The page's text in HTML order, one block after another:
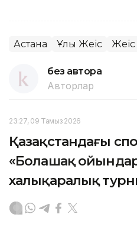
Астана Ұлы Жеңіс
без автора
Авторлар
23:27, 09 Тамыз 2026
Қазақстандағы
«Болашақ
халықаралық